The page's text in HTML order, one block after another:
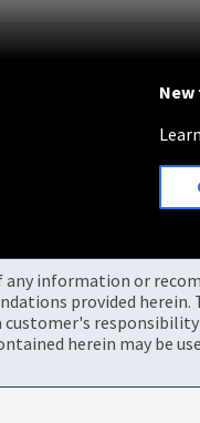
New
information or
provided
herein may be